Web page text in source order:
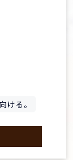
ける。